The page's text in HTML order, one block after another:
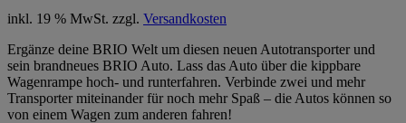
inkl. 19 % MwSt. zzgl. Versandkosten
Ergänze deine BRIO Welt um diesen neuen Autotransporter und
sein brandneues BRIO Auto. Lass das Auto über die kippbare
Wagenrampe hoch- und runterfahren. Verbinde zwei und mehr
Transporter miteinander für noch mehr Spaß – die Autos können so
von einem Wagen zum anderen fahren!